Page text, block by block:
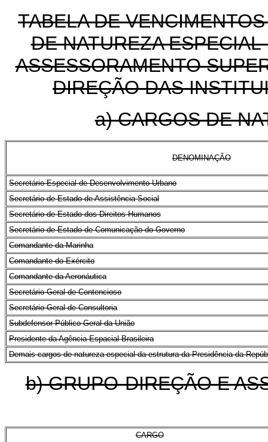
TABELA DE
DE NATUREZA
ASSESSORAMENTO
DIREÇÃO DAS
a) CARGOS DE
DENOMINAÇÃO
Secretário Especial de Desenvolvimento Urbano
Secretário de Estado de Assistência Social
Secretário de Estado dos Direitos Humanos
Secretário de Estado de Comunicação do Governo
Comandante da Marinha
Comandante do Exército
Comandante da Aeronáutica
Secretário-Geral de Contencioso
Secretário-Geral de Consultoria
Subdefensor Público Geral da União
Presidente da Agência Espacial Brasileira
Demais cargos de natureza especial da estrutura da Presidência da
b) GRUPO-DIREÇÃO E
CARGO